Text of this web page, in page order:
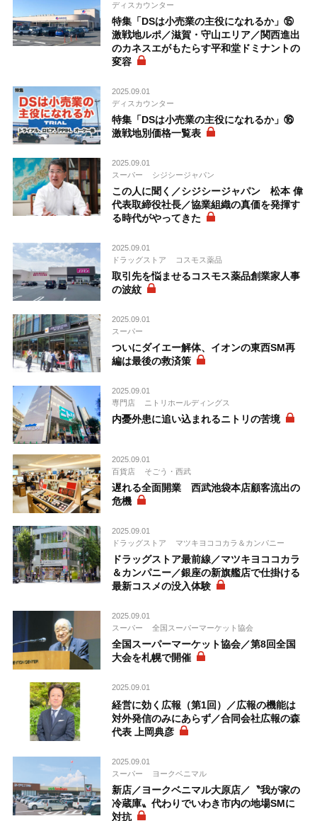
ディスカウンター
特集「DSは小売業の主役になれるか」⑮
激戦地ルポ／滋賀・守山エリア／関西進出
のカネスエがもたらす平和堂ドミナントの
変容
2025.09.01
ディスカウンター
特集「DSは小売業の主役になれるか」⑯
激戦地別価格一覧表
2025.09.01
スーパー
シジシージャパン
この人に聞く／シジシージャパン 松本 偉
代表取締役社長／協業組織の真価を発揮す
る時代がやってきた
2025.09.01
ドラッグストア
コスモス薬品
取引先を悩ませるコスモス薬品創業家人事
の波紋
2025.09.01
スーパー
ついにダイエー解体、イオンの東西SM再
編は最後の救済策
2025.09.01
専門店
ニトリホールディングス
内憂外患に追い込まれるニトリの苦境
2025.09.01
百貨店
そごう・西武
遅れる全面開業 西武池袋本店顧客流出の
危機
2025.09.01
ドラッグストア
マツキヨココカラ＆カンパニー
ドラッグストア最前線／マツキヨココカラ
＆カンパニー／銀座の新旗艦店で仕掛ける
最新コスメの没入体験
2025.09.01
スーパー
全国スーパーマーケット協会
全国スーパーマーケット協会／第8回全国
大会を札幌で開催
2025.09.01
経営に効く広報（第1回）／広報の機能は
対外発信のみにあらず／合同会社広報の森
代表 上岡典彦
2025.09.01
スーパー
ヨークベニマル
新店／ヨークベニマル大原店／〝我が家の
冷蔵庫〟代わりでいわき市内の地場SMに
対抗